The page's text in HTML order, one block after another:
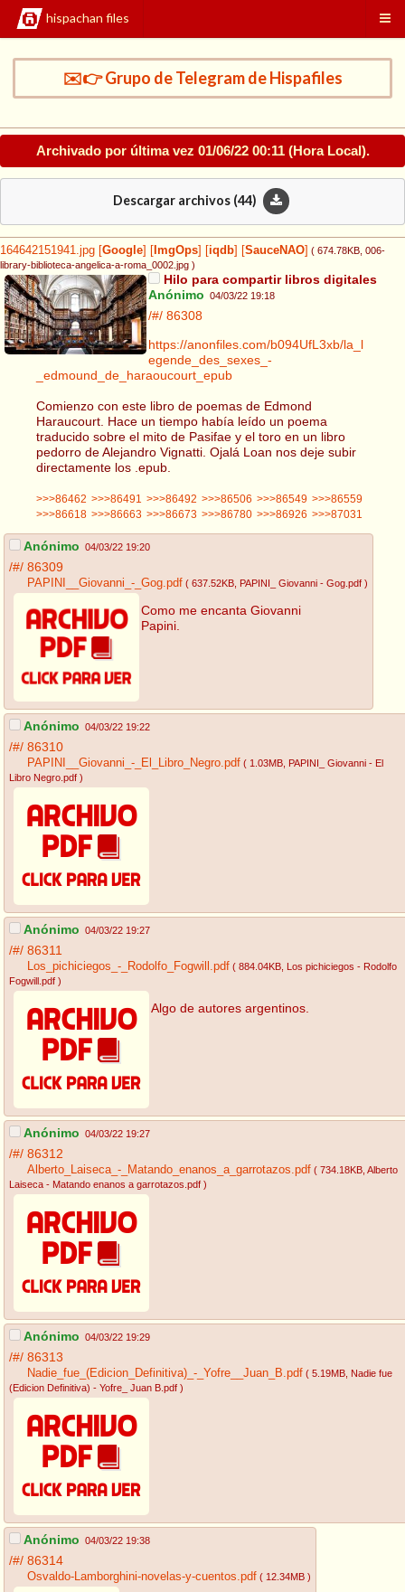
hispachan files
✉️👉 Grupo de Telegram de Hispafiles
Archivado por última vez 01/06/22 00:11(Hora Local).
Descargar archivos (44)
164642151941.jpg Google ImgOps iqdb SauceNAO ( 674.78KB , 006-
library-biblioteca-angelica-a-roma_0002.jpg )
Hilo para compartir libros digitales
Anónimo 04/03/22 19:18
/#/ 86308
https://anonfiles.com/b094UfL3xb/la_l
egende_des_sexes_-
_edmound_de_haraoucourt_epub
Comienzo con este libro de poemas de Edmond
Haraucourt. Hace un tiempo había leído un poema
traducido sobre el mito de Pasifae y el toro en un libro
pedorro de Alejandro Vignatti. Ojalá Loan nos deje subir
directamente los .epub.
>>>86462 >>>86491 >>>86492 >>>86506 >>>86549 >>>86559
>>>86618 >>>86663 >>>86673 >>>86780 >>>86926 >>>87031
Anónimo 04/03/22 19:20
/#/ 86309
PAPINI__Giovanni_-_Gog.pdf ( 637.52KB , PAPINI_ Giovanni - Gog.pdf )
Como me encanta Giovanni
Papini.
Anónimo 04/03/22 19:22
/#/ 86310
PAPINI__Giovanni_-_El_Libro_Negro.pdf ( 1.03MB , PAPINI_ Giovanni - El
Libro Negro.pdf )
Anónimo 04/03/22 19:27
/#/ 86311
Los_pichiciegos_-_Rodolfo_Fogwill.pdf ( 884.04KB , Los pichiciegos - Rodolfo
Fogwill.pdf )
Algo de autores argentinos.
Anónimo 04/03/22 19:27
/#/ 86312
Alberto_Laiseca_-_Matando_enanos_a_garrotazos.pdf ( 734.18KB , Alberto
Laiseca - Matando enanos a garrotazos.pdf )
Anónimo 04/03/22 19:29
/#/ 86313
Nadie_fue_(Edicion_Definitiva)_-_Yofre__Juan_B.pdf ( 5.19MB , Nadie fue
(Edicion Definitiva) - Yofre_ Juan B.pdf )
Anónimo 04/03/22 19:38
/#/ 86314
Osvaldo-Lamborghini-novelas-y-cuentos.pdf ( 12.34MB )